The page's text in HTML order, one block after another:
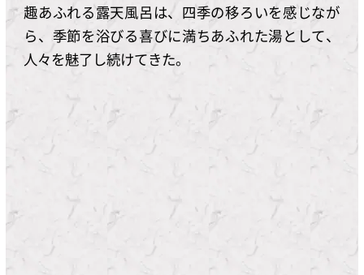
趣あふれる露天風呂は、四季の移ろいを感じなが
ら、季節を浴びる喜びに満ちあふれた湯として、
人々を魅了し続けてきた。